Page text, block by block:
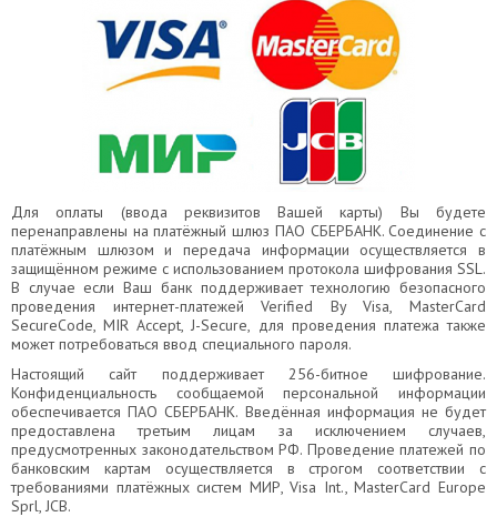
Для оплаты (ввода реквизитов Вашей карты) Вы будете
перенаправлены на платёжный шлюз ПАО СБЕРБАНК. Соединение с
платёжным шлюзом и передача информации осуществляется в
защищённом режиме с использованием протокола шифрования SSL.
В случае если Ваш банк поддерживает технологию безопасного
проведения интернет-платежей Verified By Visa, MasterCard
SecureCode, MIR Accept, J-Secure, для проведения платежа также
может потребоваться ввод специального пароля.
Настоящий сайт поддерживает 256-битное шифрование.
Конфиденциальность сообщаемой персональной информации
обеспечивается ПАО СБЕРБАНК. Введённая информация не будет
предоставлена третьим лицам за исключением случаев,
предусмотренных законодательством РФ. Проведение платежей по
банковским картам осуществляется в строгом соответствии с
требованиями платёжных систем МИР, Visa Int., MasterCard Europe
Sprl, JCB.